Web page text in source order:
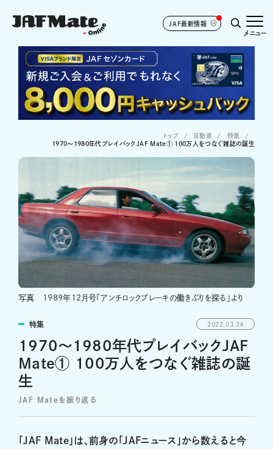
JAF最新情報
メニュー
トップ 自動車
特集
​​1970～1980年代プレイバックJAF Mate① 100万人をつなぐ雑誌の誕生
写真 1989年12月号「アンチロックブレーキの働きぶりを探る」より
特集 2022.03.24
​​1970～1980年代プレイバックJAF
Mate① 100万人をつなぐ雑誌の誕
生
JAF Mateを振り返る
「JAF Mate」は、前身の「JAFニュース」から数えると今